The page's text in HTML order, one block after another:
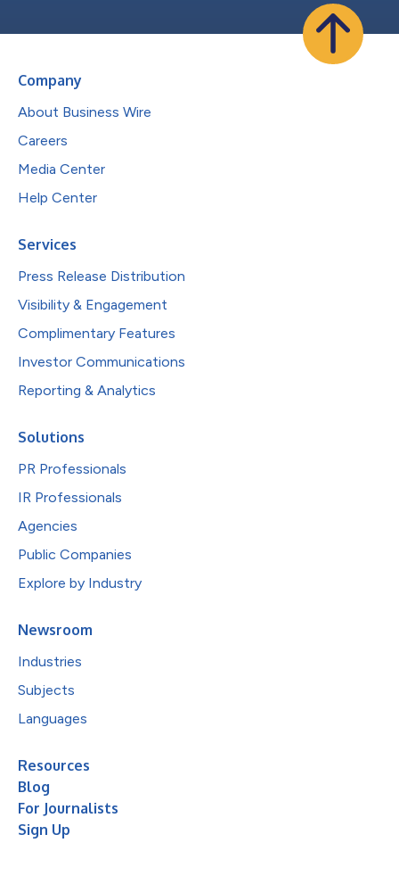
Company
About Business Wire
Careers
Media Center
Help Center
Services
Press Release Distribution
Visibility & Engagement
Complimentary Features
Investor Communications
Reporting & Analytics
Solutions
PR Professionals
IR Professionals
Agencies
Public Companies
Explore by Industry
Newsroom
Industries
Subjects
Languages
Resources
Blog
For Journalists
Sign Up